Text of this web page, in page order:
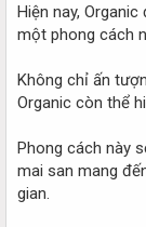
Hiện nay,
một phong cách
Không chỉ ấn
Organic còn thể
Phong cách này
mai san mang
gian.